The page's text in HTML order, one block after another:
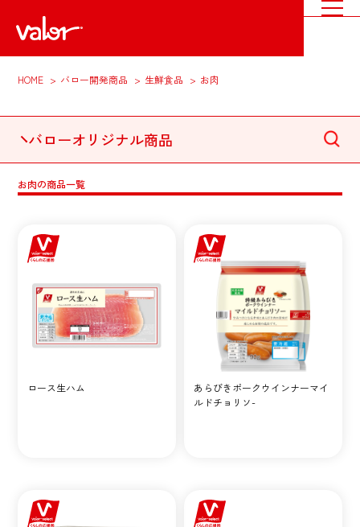
HOME バロー開発商品 生鮮食品 お肉
バローオリジナル商品
お肉の商品一覧
ロース生ハム
あらびきポークウインナーマイ
ルドチョリソ-